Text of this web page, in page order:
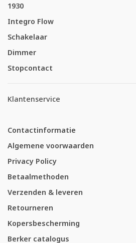
1930
Integro Flow
Schakelaar
Dimmer
Stopcontact
Klantenservice
Contactinformatie
Algemene voorwaarden
Privacy Policy
Betaalmethoden
Verzenden & leveren
Retourneren
Kopersbescherming
Berker catalogus